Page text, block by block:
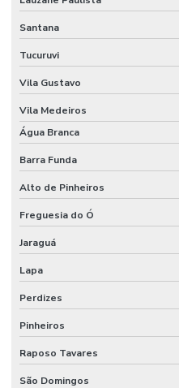
Embalagens Em Material
Embalagens Em Material Virgem
Embalagens Para Componentes
Embalagens Para E Commerce
Embalagens Para Medicamentos
Embalagens Para Peças
Embalagens Para Produtos Que
Embalagens Para Produtos
Embalagens Para Proteção De
Embalagens Para Proteção De
Embalagens Personalizadas
Embalagens Personalizadas Em
Embalagens Técnicas
Santana
Tucuruvi
Vila Gustavo
Vila Medeiros
Água Branca
Barra Funda
Alto de Pinheiros
Freguesia do Ó
Jaraguá
Lapa
Perdizes
Pinheiros
Raposo Tavares
São Domingos